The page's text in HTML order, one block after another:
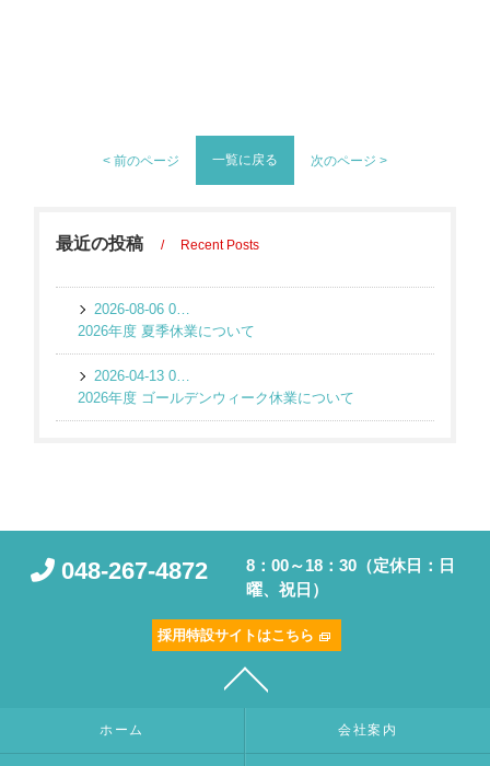
< 前のページ 一覧に戻る 次のページ >
最近の投稿 Recent Posts
2026-08-06 05:26:34 UTC
2026年度 夏季休業について
2026-04-13 06:51:53 UTC
2026年度 ゴールデンウィーク休業について
048-267-4872
8：00～18：30（定休日：日
曜、祝日）
採用特設サイトはこちら
ホーム 会社案内